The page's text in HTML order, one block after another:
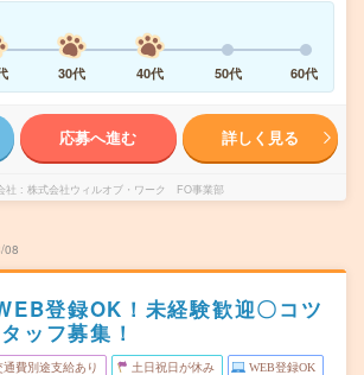
30代 40代 50代 60代
応募へ進む 詳しく見る
社 株式会社ウィルオブ・ワーク FO事業部
08
登録OK！未経験歓迎〇コツ
ッフ募集！
通費別途支給あり 土日祝日が休み WEB登録OK